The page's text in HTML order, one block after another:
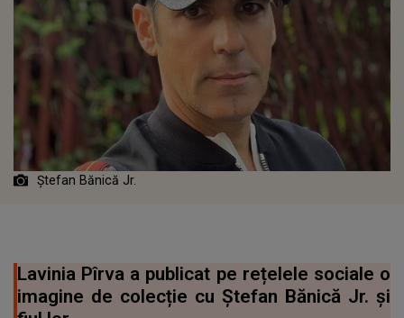
Ștefan Bănică Jr.
Lavinia Pîrva a publicat pe rețelele sociale o
imagine de colecție cu Ștefan Bănică Jr. și